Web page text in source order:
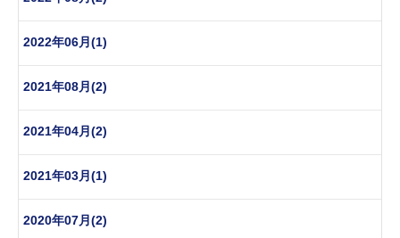
2022年06月(1)
2021年08月(2)
2021年04月(2)
2021年03月(1)
2020年07月(2)